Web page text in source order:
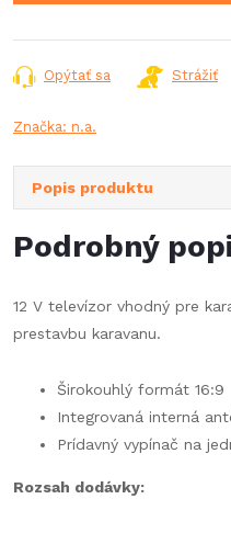
Opýtať sa Strážiť
Značka: n.a.
Popis produktu
Podrobný
12 V televízor vhodný pre
prestavbu karavanu.
Širokouhlý formát 16:9
Integrovaná interná
Prídavný vypínač na
Rozsah dodávky: